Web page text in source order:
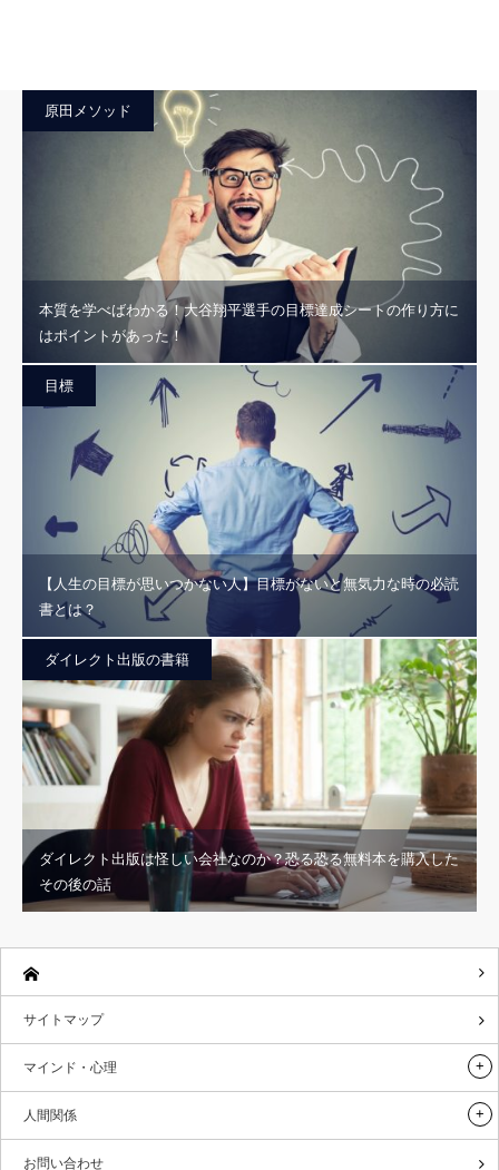
原田メソッド
本質を学べばわかる！大谷翔平選手の目標達成シートの作り方に
はポイントがあった！
目標
【人生の目標が思いつかない人】目標がないと無気力な時の必読
書とは？
ダイレクト出版の書籍
ダイレクト出版は怪しい会社なのか？恐る恐る無料本を購入した
その後の話
サイトマップ
マインド・心理
人間関係
お問い合わせ